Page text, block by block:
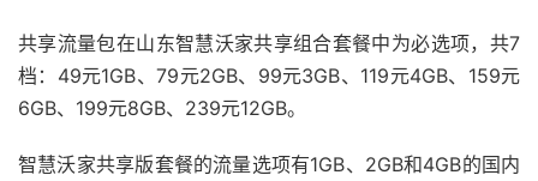
共享流量包在山东智慧沃家共享组合套餐中为必选项，共7
档：49元1GB、79元2GB、99元3GB、119元4GB、159元
6GB、199元8GB、239元12GB。
智慧沃家共享版套餐的流量选项有1GB、2GB和4GB的国内